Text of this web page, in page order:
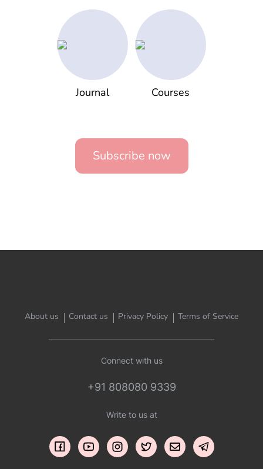
Journal Courses
Subscribe now
About us Contact us Privacy Policy Terms of Service
Connect with us
+91 808080 9339
Write to us at